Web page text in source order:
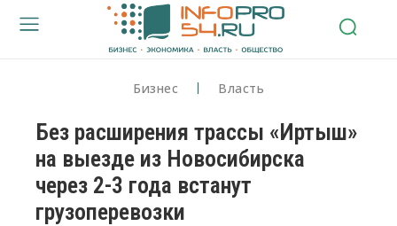
Бизнес Власть
Без расширения трассы «Иртыш»
на выезде из Новосибирска
через 2-3 года встанут
грузоперевозки